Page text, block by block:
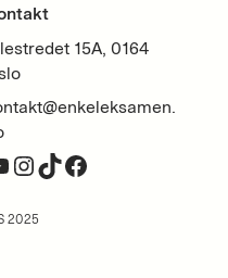
15A, 0164
InstagramTikTok Facebook
2025